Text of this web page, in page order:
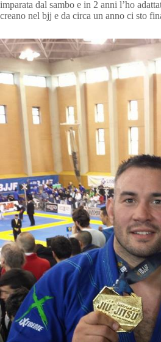
imparata dal sambo e in 2 anni l’ho
creano nel bjj e da circa un anno ci sto